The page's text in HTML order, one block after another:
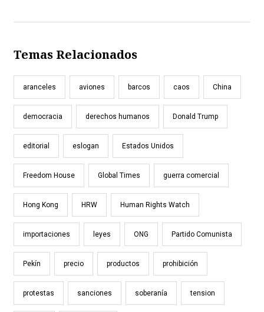
Temas Relacionados
aranceles aviones barcos caos China
democracia derechos humanos Donald Trump
editorial eslogan Estados Unidos
Freedom House Global Times guerra comercial
Hong Kong HRW Human Rights Watch
importaciones leyes ONG Partido Comunista
Pekín precio productos prohibición
protestas sanciones soberanía tension